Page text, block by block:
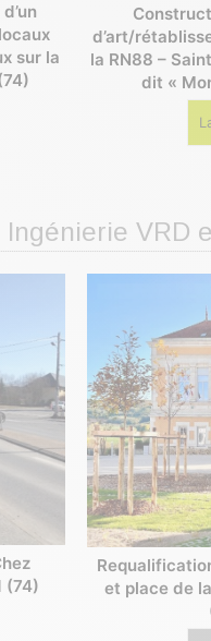
sur la
d’art/
la RN88 –
dit «
Ingénierie VRD
(74)
et place de